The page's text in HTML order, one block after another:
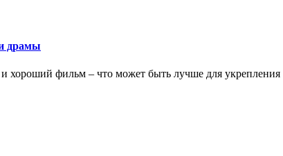
драмы
фильм – что может быть лучше для